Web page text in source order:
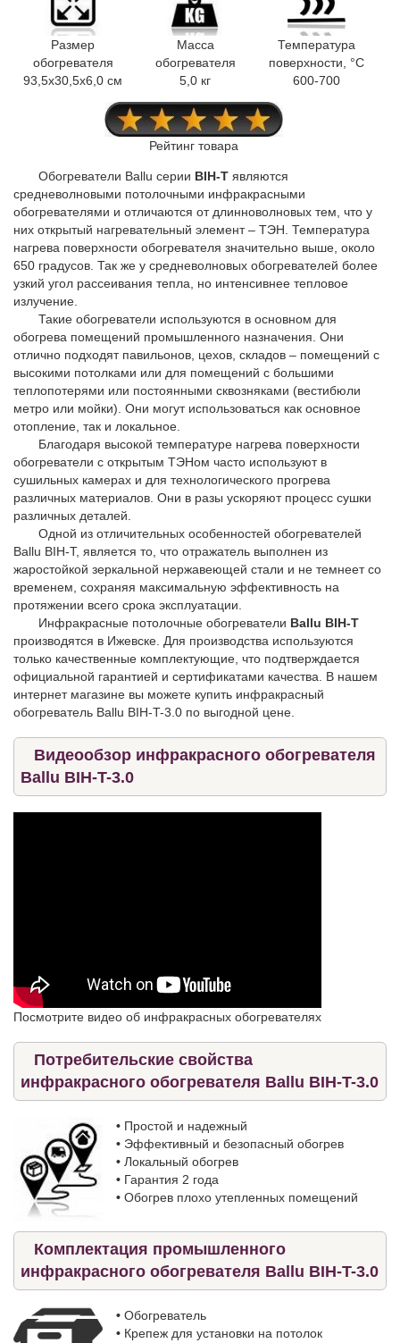
Размер
обогревателя
93,5x30,5x6,0 см
Масса
обогревателя
5,0 кг
Температура
поверхности, °C
600-700
Рейтинг товара
Обогреватели Ballu серии BIH-T являются
средневолновыми потолочными инфракрасными
обогревателями и отличаются от длинноволновых тем, что у
них открытый нагревательный элемент – ТЭН. Температура
нагрева поверхности обогревателя значительно выше, около
650 градусов. Так же у средневолновых обогревателей более
узкий угол рассеивания тепла, но интенсивнее тепловое
излучение.
Такие обогреватели используются в основном для
обогрева помещений промышленного назначения. Они
отлично подходят павильонов, цехов, складов – помещений с
высокими потолками или для помещений с большими
теплопотерями или постоянными сквозняками (вестибюли
метро или мойки). Они могут использоваться как основное
отопление, так и локальное.
Благодаря высокой температуре нагрева поверхности
обогреватели с открытым ТЭНом часто используют в
сушильных камерах и для технологического прогрева
различных материалов. Они в разы ускоряют процесс сушки
различных деталей.
Одной из отличительных особенностей обогревателей
Ballu BIH-T, является то, что отражатель выполнен из
жаростойкой зеркальной нержавеющей стали и не темнеет со
временем, сохраняя максимальную эффективность на
протяжении всего срока эксплуатации.
Инфракрасные потолочные обогреватели Ballu BIH-T
производятся в Ижевске. Для производства используются
только качественные комплектующие, что подтверждается
официальной гарантией и сертификатами качества. В нашем
интернет магазине вы можете купить инфракрасный
обогреватель Ballu BIH-T-3.0 по выгодной цене.
Видеообзор инфракрасного обогревателя
Ballu BIH-T-3.0
Посмотрите видео об инфракрасных обогревателях
Потребительские свойства
инфракрасного обогревателя Ballu BIH-T-3.0
• Простой и надежный
• Эффективный и безопасный обогрев
• Локальный обогрев
• Гарантия 2 года
• Обогрев плохо утепленных помещений
Комплектация промышленного
инфракрасного обогревателя Ballu BIH-T-3.0
• Обогреватель
• Крепеж для установки на потолок